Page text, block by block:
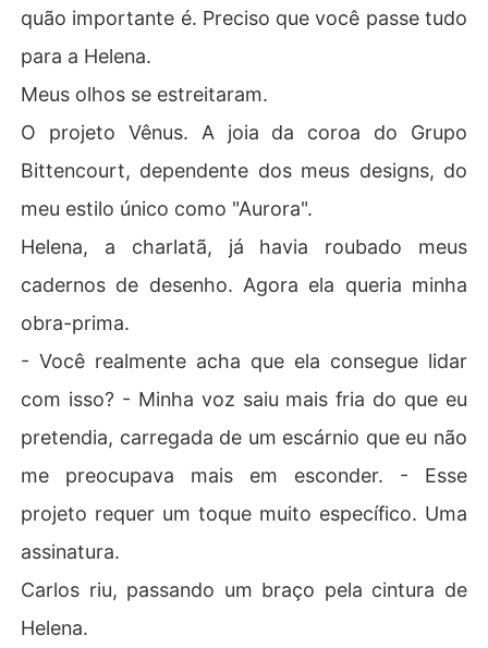
quão importante é. Preciso que você passe tudo
para a Helena.
Meus olhos se estreitaram.
O projeto Vênus. A joia da coroa do Grupo
Bittencourt, dependente dos meus designs, do
meu estilo único como "Aurora".
Helena, a charlatã, já havia roubado meus
cadernos de desenho. Agora ela queria minha
obra-prima.
- Você realmente acha que ela consegue lidar
com isso? - Minha voz saiu mais fria do que eu
pretendia, carregada de um escárnio que eu não
me preocupava mais em esconder. - Esse
projeto requer um toque muito específico. Uma
assinatura.
Carlos riu, passando um braço pela cintura de
Helena.